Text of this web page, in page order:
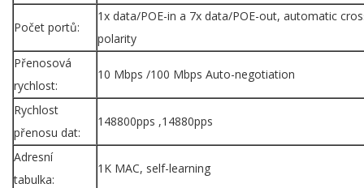
Počet portů:
1x data/POE-in a 7x data/POE-out, automatic
polarity
Přenosová
rychlost:
10 Mbps /100 Mbps Auto-negotiation
Rychlost
přenosu dat:
148800pps ,14880pps
Adresní
tabulka:
1K MAC, self-learning